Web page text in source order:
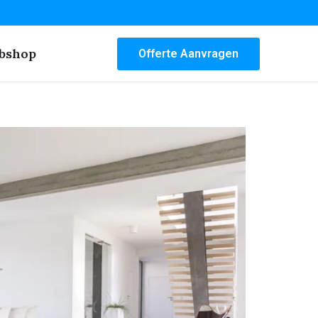
Offerte Aanvragen